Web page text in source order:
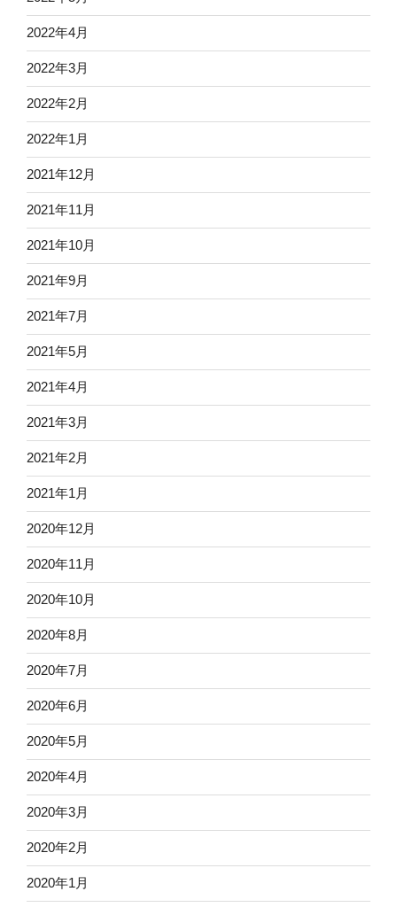
2022年4月
2022年3月
2022年2月
2022年1月
2021年12月
2021年11月
2021年10月
2021年9月
2021年7月
2021年5月
2021年4月
2021年3月
2021年2月
2021年1月
2020年12月
2020年11月
2020年10月
2020年8月
2020年7月
2020年6月
2020年5月
2020年4月
2020年3月
2020年2月
2020年1月